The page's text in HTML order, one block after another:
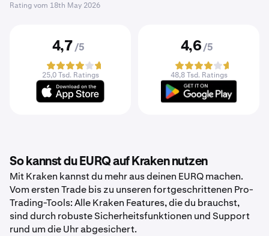
Rating vom 18th May 2026
4,7 /5
25,0 Tsd. Ratings
4,6 /5
48,8 Tsd. Ratings
So kannst du EURQ auf Kraken nutzen
Mit Kraken kannst du mehr aus deinen EURQ machen.
Vom ersten Trade bis zu unseren fortgeschrittenen Pro-
Trading-Tools: Alle Kraken Features, die du brauchst,
sind durch robuste Sicherheitsfunktionen und Support
rund um die Uhr abgesichert.